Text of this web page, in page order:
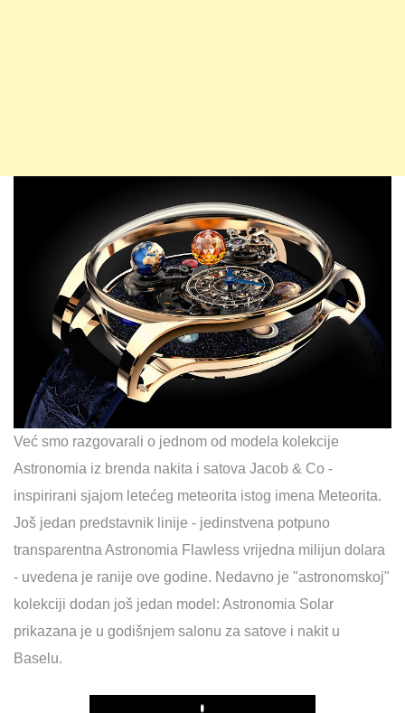
Već smo razgovarali o jednom od modela kolekcije
Astronomia iz brenda nakita i satova Jacob & Co -
inspirirani sjajom letećeg meteorita istog imena Meteorita.
Još jedan predstavnik linije - jedinstvena potpuno
transparentna Astronomia Flawless vrijedna milijun dolara
- uvedena je ranije ove godine. Nedavno je "astronomskoj"
kolekciji dodan još jedan model: Astronomia Solar
prikazana je u godišnjem salonu za satove i nakit u
Baselu.